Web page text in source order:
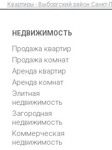
Квартиры - Выборгский район Санкт-
НЕДВИЖИМОСТЬ
Продажа квартир
Продажа комнат
Аренда квартир
Аренда комнат
Элитная
недвижимость
Загородная
недвижимость
Коммерческая
недвижимость